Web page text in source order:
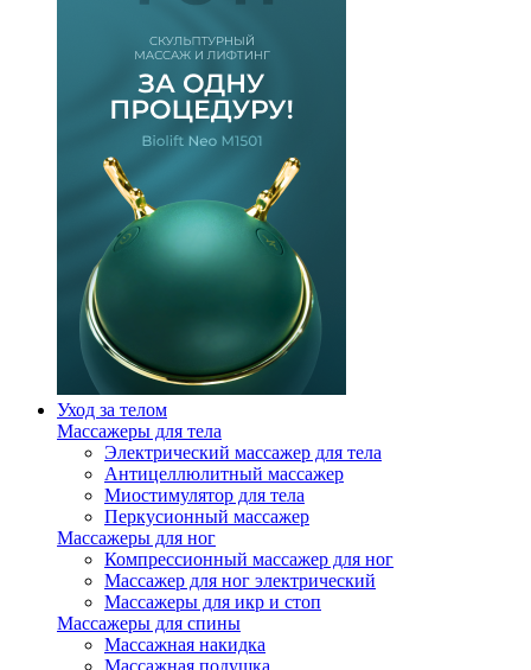
Уход за телом
Массажеры для тела
Электрический массажер для тела
Антицеллюлитный массажер
Миостимулятор для тела
Перкусионный массажер
Массажеры для ног
Компрессионный массажер для ног
Массажер для ног электрический
Массажеры для икр и стоп
Массажеры для спины
Массажная накидка
Массажная подушка